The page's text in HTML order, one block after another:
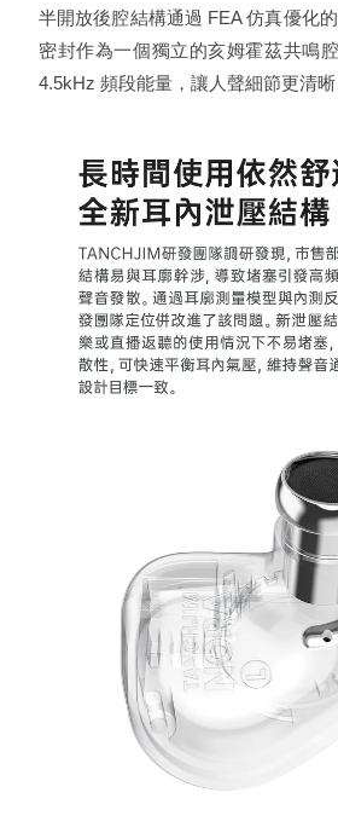
半開放後腔結構通過 FEA 仿真優化
密封作為一個獨立的亥姆霍茲共鳴
4.5kHz 頻段能量，讓人聲細節更清晰